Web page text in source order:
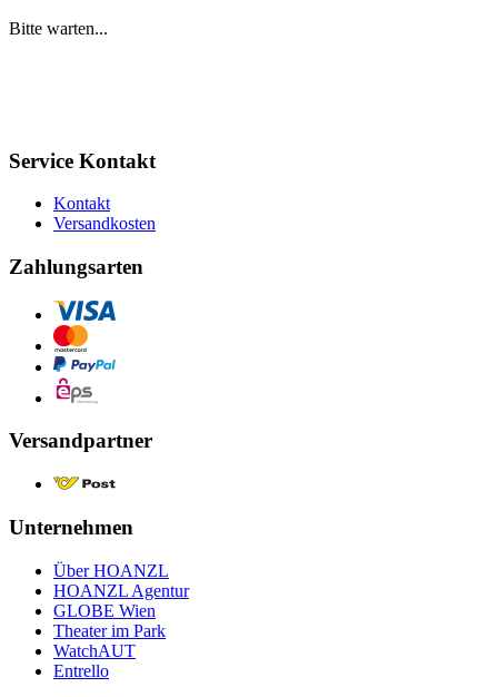
Bitte warten...
Service Kontakt
Kontakt
Versandkosten
Zahlungsarten
Versandpartner
Unternehmen
Über HOANZL
HOANZL Agentur
GLOBE Wien
Theater im Park
WatchAUT
Entrello